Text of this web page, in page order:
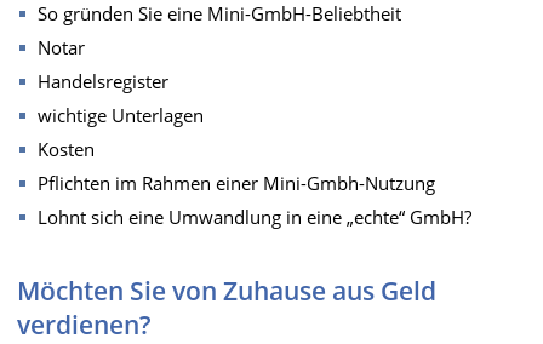
So gründen Sie eine Mini-GmbH-Beliebtheit
Notar
Handelsregister
wichtige Unterlagen
Kosten
Pflichten im Rahmen einer Mini-Gmbh-Nutzung
Lohnt sich eine Umwandlung in eine „echte“ GmbH?
Möchten Sie von Zuhause aus Geld
verdienen?